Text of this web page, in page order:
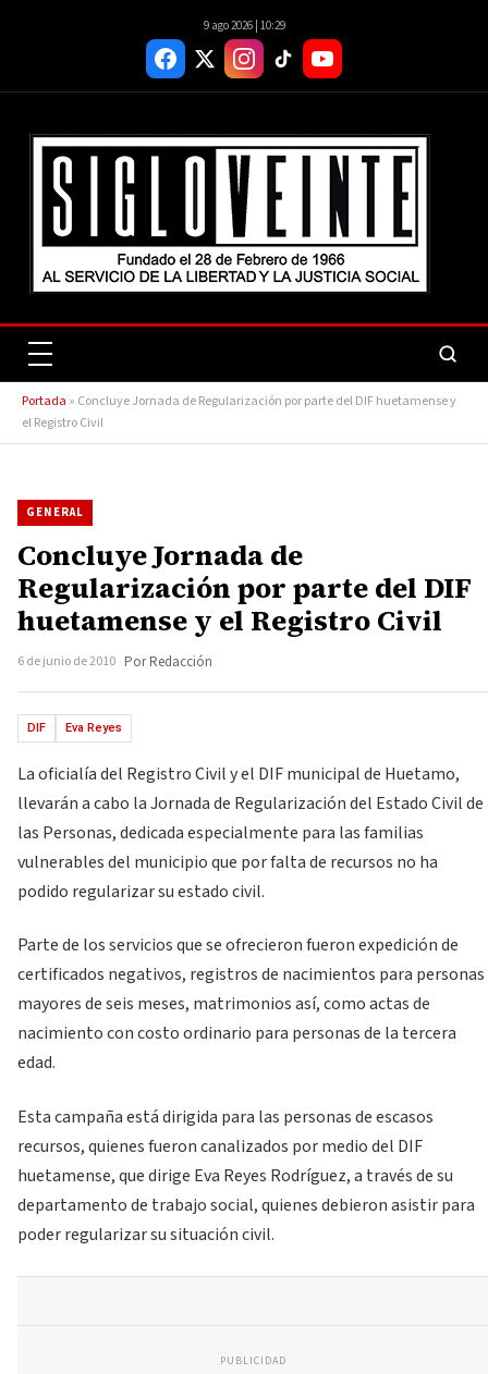
9 ago 2026 | 10:29
Portada » Concluye Jornada de Regularización por parte del DIF huetamense y
el Registro Civil
GENERAL
Concluye Jornada de
Regularización por parte del DIF
huetamense y el Registro Civil
6 de junio de 2010 Por Redacción
DIF Eva Reyes
La oficialía del Registro Civil y el DIF municipal de Huetamo,
llevarán a cabo la Jornada de Regularización del Estado Civil de
las Personas, dedicada especialmente para las familias
vulnerables del municipio que por falta de recursos no ha
podido regularizar su estado civil.
Parte de los servicios que se ofrecieron fueron expedición de
certificados negativos, registros de nacimientos para personas
mayores de seis meses, matrimonios así, como actas de
nacimiento con costo ordinario para personas de la tercera
edad.
Esta campaña está dirigida para las personas de escasos
recursos, quienes fueron canalizados por medio del DIF
huetamense, que dirige Eva Reyes Rodríguez, a través de su
departamento de trabajo social, quienes debieron asistir para
poder regularizar su situación civil.
PUBLICIDAD